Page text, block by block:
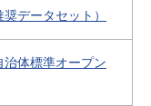
データセット）
体標準オープン